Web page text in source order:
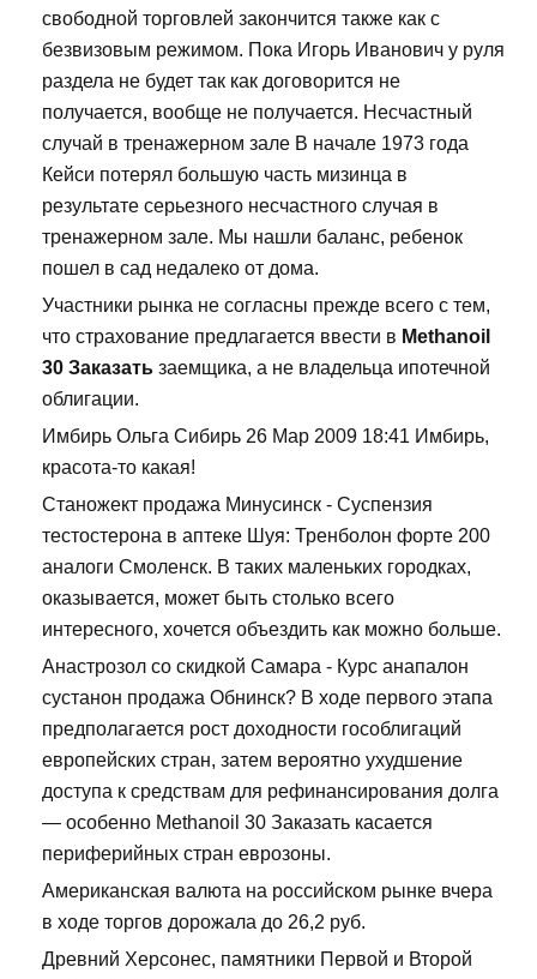
свободной торговлей закончится также как с
безвизовым режимом. Пока Игорь Иванович у руля
раздела не будет так как договорится не
получается, вообще не получается. Несчастный
случай в тренажерном зале В начале 1973 года
Кейси потерял большую часть мизинца в
результате серьезного несчастного случая в
тренажерном зале. Мы нашли баланс, ребенок
пошел в сад недалеко от дома.
Участники рынка не согласны прежде всего с тем,
что страхование предлагается ввести в Methanoil
30 Заказать заемщика, а не владельца ипотечной
облигации.
Имбирь Ольга Сибирь 26 Мар 2009 18:41 Имбирь,
красота-то какая!
Станожект продажа Минусинск - Суспензия
тестостерона в аптеке Шуя: Тренболон форте 200
аналоги Смоленск. В таких маленьких городках,
оказывается, может быть столько всего
интересного, хочется объездить как можно больше.
Анастрозол со скидкой Самара - Курс анапалон
сустанон продажа Обнинск? В ходе первого этапа
предполагается рост доходности гособлигаций
европейских стран, затем вероятно ухудшение
доступа к средствам для рефинансирования долга
— особенно Methanoil 30 Заказать касается
периферийных стран еврозоны.
Американская валюта на российском рынке вчера
в ходе торгов дорожала до 26,2 руб.
Древний Херсонес, памятники Первой и Второй